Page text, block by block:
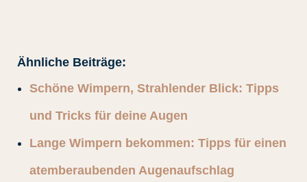
Ähnliche Beiträge:
Schöne Wimpern, Strahlender Blick: Tipps
und Tricks für deine Augen
Lange Wimpern bekommen: Tipps für einen
atemberaubenden Augenaufschlag